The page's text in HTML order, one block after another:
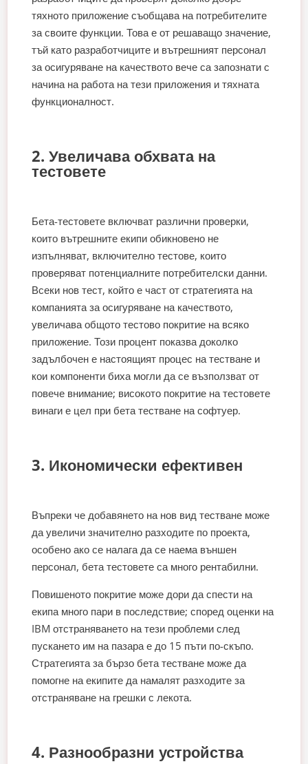
тяхното приложение съобщава на потребителите
за своите функции. Това е от решаващо значение,
тъй като разработчиците и вътрешният персонал
за осигуряване на качеството вече са запознати с
начина на работа на тези приложения и тяхната
функционалност.
2. Увеличава обхвата на
тестовете
Бета-тестовете включват различни проверки,
които вътрешните екипи обикновено не
изпълняват, включително тестове, които
проверяват потенциалните потребителски данни.
Всеки нов тест, който е част от стратегията на
компанията за осигуряване на качеството,
увеличава общото тестово покритие на всяко
приложение. Този процент показва доколко
задълбочен е настоящият процес на тестване и
кои компоненти биха могли да се възползват от
повече внимание; високото покритие на тестовете
винаги е цел при бета тестване на софтуер.
3. Икономически ефективен
Въпреки че добавянето на нов вид тестване може
да увеличи значително разходите по проекта,
особено ако се налага да се наема външен
персонал, бета тестовете са много рентабилни.
Повишеното покритие може дори да спести на
екипа много пари в последствие; според оценки на
IBM отстраняването на тези проблеми след
пускането им на пазара е до 15 пъти по-скъпо.
Стратегията за бързо бета тестване може да
помогне на екипите да намалят разходите за
отстраняване на грешки с лекота.
4. Разнообразни устройства